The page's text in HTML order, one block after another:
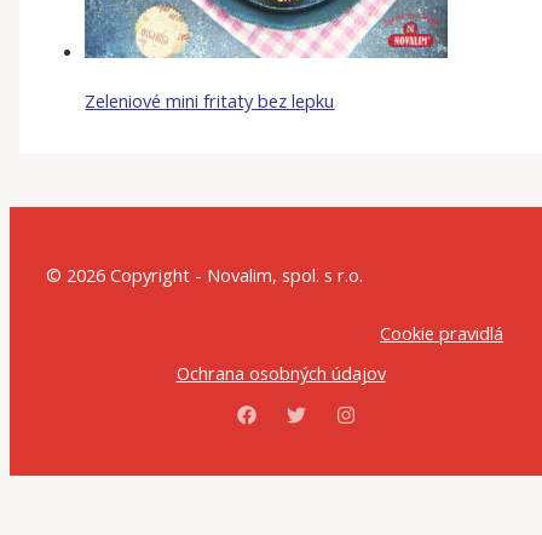
Zeleniové mini fritaty bez lepku
© 2026 Copyright - Novalim, spol. s r.o.
Cookie pravidlá
Ochrana osobných údajov